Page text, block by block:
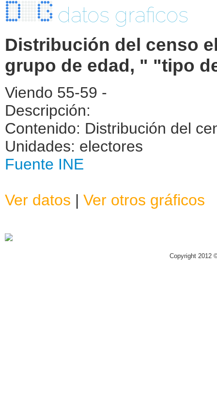
datos graficos
Distribución del censo
grupo de edad, " "tipo
Viendo 55-59 -
Descripción:
Contenido: Distribución del
Unidades: electores
Fuente INE
Ver datos | Ver otros gráficos
Copyright 2012